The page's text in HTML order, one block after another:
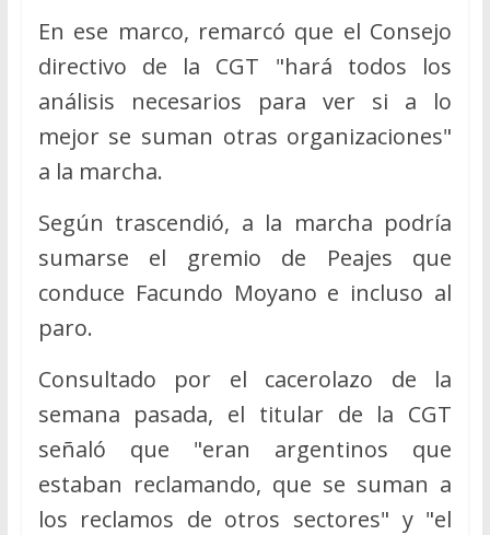
En ese marco, remarcó que el Consejo
directivo de la CGT "hará todos los
análisis necesarios para ver si a lo
mejor se suman otras organizaciones"
a la marcha.
Según trascendió, a la marcha podría
sumarse el gremio de Peajes que
conduce Facundo Moyano e incluso al
paro.
Consultado por el cacerolazo de la
semana pasada, el titular de la CGT
señaló que "eran argentinos que
estaban reclamando, que se suman a
los reclamos de otros sectores" y "el